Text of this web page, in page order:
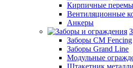
Кирпичные
Вентиляционные
Анкеры
Заборы CM Fencing
Заборы Grand Line
Модульные
Штакетник